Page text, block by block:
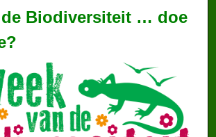
de Biodiversiteit … doe